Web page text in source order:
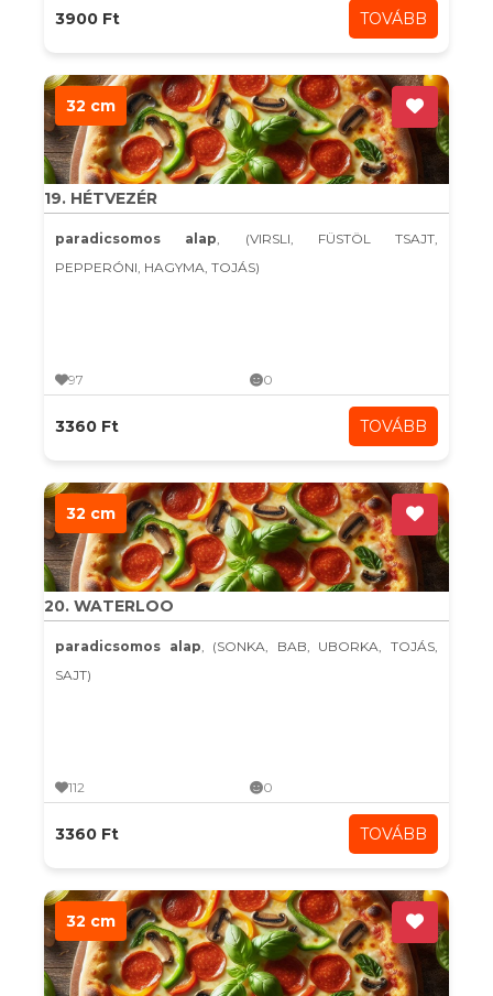
3900 Ft TOVÁBB
32 cm
19. HÉTVEZÉR
paradicsomos alap, (VIRSLI, FÜSTÖL TSAJT,
PEPPERÓNI, HAGYMA, TOJÁS)
97 0
3360 Ft TOVÁBB
32 cm
20. WATERLOO
paradicsomos alap, (SONKA, BAB, UBORKA, TOJÁS,
SAJT)
112 0
3360 Ft TOVÁBB
32 cm